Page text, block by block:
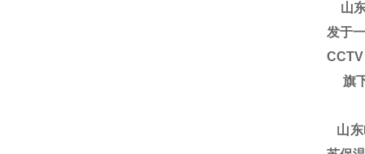
山东
发于
旗下
山东